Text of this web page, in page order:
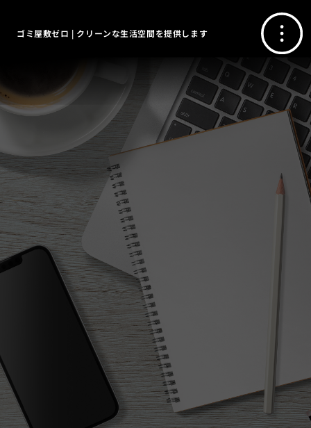
ゴミ屋敷ゼロ | クリーンな生活空間を提供します